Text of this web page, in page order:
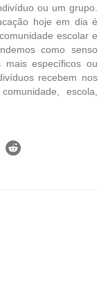
ou um grupo.
hoje em dia é
escolar e
como senso
específicos ou
recebem nos
escola,